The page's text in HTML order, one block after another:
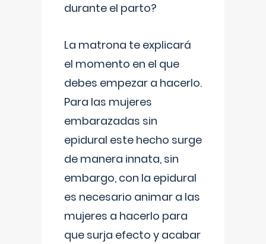
durante el parto?
La matrona te explicará
el momento en el que
debes empezar a hacerlo.
Para las mujeres
embarazadas sin
epidural este hecho surge
de manera innata, sin
embargo, con la epidural
es necesario animar a las
mujeres a hacerlo para
que surja efecto y acabar